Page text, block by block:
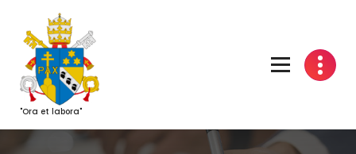
contenido
"Ora et labora"